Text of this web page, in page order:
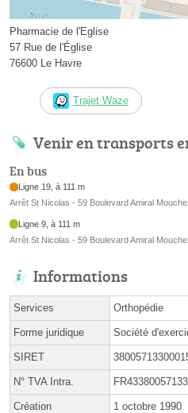
Pharmacie de l'Eglise
57 Rue de l'Église
76600 Le Havre
Trajet Waze
Venir en transports
En bus
Ligne 19, à 111 m
Arrêt St Nicolas - 59 Boulevard Amiral
Ligne 9, à 111 m
Arrêt St Nicolas - 59 Boulevard Amiral
Informations
Services Orthopédie
Forme juridique Société
SIRET
N° TVA Intra. FR43380057133
Création 1 octobre 1990